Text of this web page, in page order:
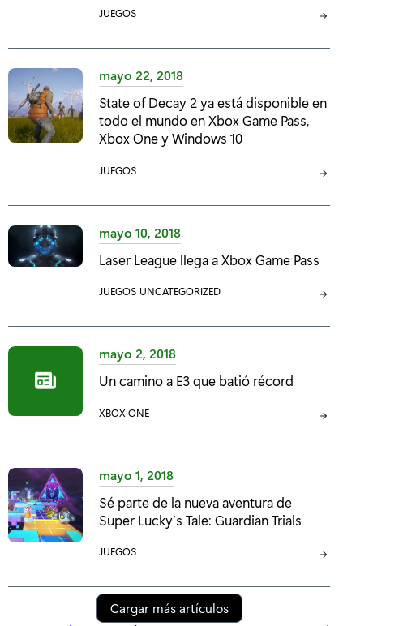
:C
T
G
O
R
Í
:
JUEGOS
mayo 22, 2018
State of Decay 2 ya está disponible en
todo el mundo en Xbox Game Pass,
Xbox One y Windows 10
C
T
G
O
Í
:
JUEGOS
mayo 10, 2018
Laser League llega a Xbox Game Pass
C
T
G
O
Í
:
JUEGOS C
T
G
O
Í
:
UNCATEGORIZED
mayo 2, 2018
Un camino a E3 que batió récord
C
T
G
O
R
A
XBOX ONE
mayo 1, 2018
Sé parte de la nueva aventura de
Super Lucky’s Tale: Guardian Trials
C
T
G
JUEGOS
Cargar más artículos